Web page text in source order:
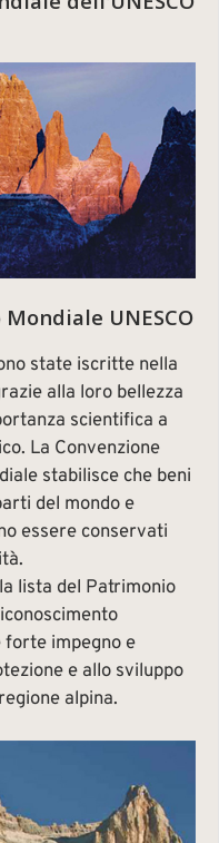
UNESCO
state iscritte nella
alla loro bellezza
scientifica a
La Convenzione
stabilisce che beni
del mondo e
essere conservati
lista del Patrimonio
forte impegno e
e allo sviluppo
alpina.